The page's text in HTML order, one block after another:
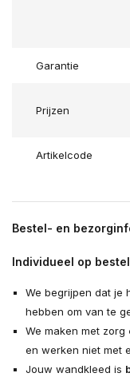
Garantie
Prijzen
Artikelcode
Bestel- en
Individueel op
We begrijpen dat je
hebben om van te
We maken met zorg
en werken niet met
Jouw wandkleed is